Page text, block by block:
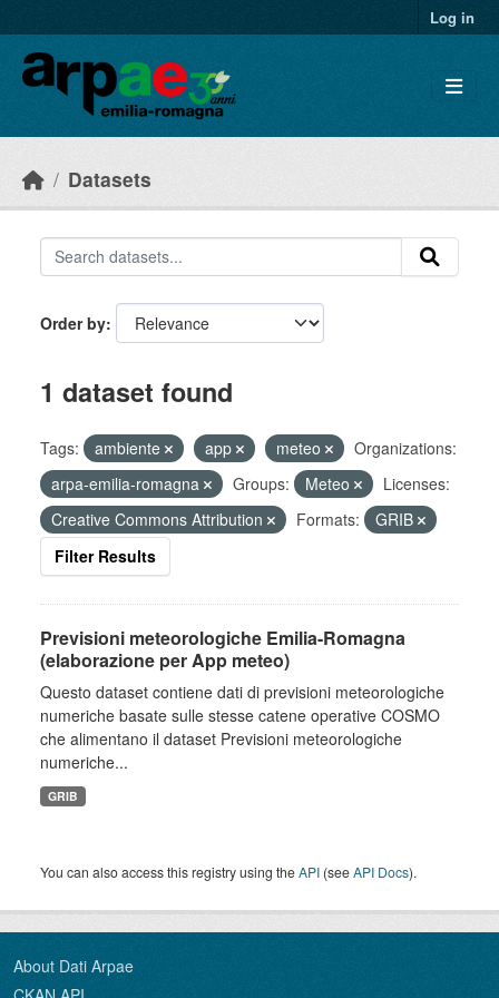
Log in
Datasets
Order by
1 dataset found
Tags: ambiente app meteo
Organizations:
arpa-emilia-romagna
Groups: Meteo
Licenses:
Creative Commons Attribution
Formats:
GRIB
Filter Results
Previsioni meteorologiche Emilia-Romagna
(elaborazione per App meteo)
Questo dataset contiene dati di previsioni meteorologiche
numeriche basate sulle stesse catene operative COSMO
che alimentano il dataset Previsioni meteorologiche
numeriche...
GRIB
You can also access this registry using theAPI (seeAPI Docs).
About Dati Arpae